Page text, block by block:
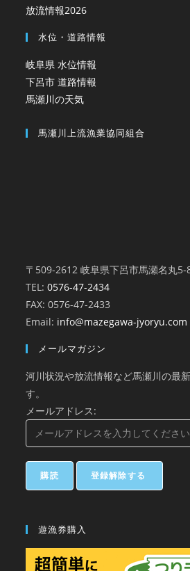
放流情報2026
水位・道路情報
岐阜県 水位情報
下呂市 道路情報
馬瀬川の天気
馬瀬川上流漁業協同組合
〒509-2612 岐阜県下呂市馬瀬名丸5-
TEL:0576-47-2434
FAX: 0576-47-2433
Email: info@mazegawa-jyoryu.com
メールマガジン
河川状況や放流情報など馬瀬川の最
す。
メールアドレス:
遊漁券購入